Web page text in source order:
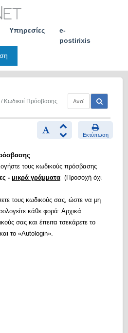
Υπηρεσίες
e-
postirixis
/ Κωδικοί Πρόσβασης
Εκτύπωση
τους κωδικούς πρόσβασης
- μικρά γράμματα(Προσοχή όχι
τους κωδικούς σας, ώστε να μη
κάθε φορά: Αρχικά
σας και έπειτα τσεκάρετε το
το «Autologin».